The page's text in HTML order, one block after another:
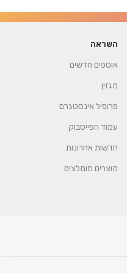
השראה
אוספים חדשים
מגזין
פרופיל אינסטגרם
עמוד הפייסבוק
חדשות אחרונות
מוצרים מומלצים